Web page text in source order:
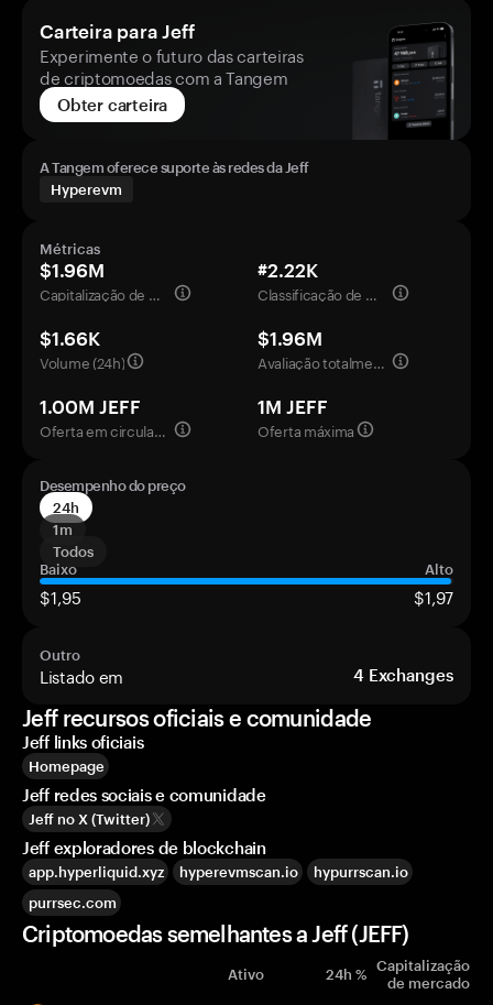
Carteira para Jeff
Experimente o futuro das carteiras
de criptomoedas com a Tangem
Obter carteira
A Tangem oferece suporte às redes da Jeff
Hyperevm
Métricas
$1.96M
Capitalização de mercado
#2.22K
Classificação de mercado
$1.66K
Volume (24h)
$1.96M
Avaliação totalmente diluída
1.00M JEFF
Oferta em circulação
1M JEFF
Oferta máxima
Desempenho do preço
24h
1m
Todos
Baixo
Alto
$1,95 $1,97
Outro
Listado em 4 Exchanges
Jeff recursos oficiais e comunidade
Jeff links oficiais
Homepage
Jeff redes sociais e comunidade
Jeff no X (Twitter)
Jeff exploradores de blockchain
app.hyperliquid.xyz hyperevmscan.io
hypurrscan.io
purrsec.com
Criptomoedas semelhantes a Jeff (JEFF)
Ativo 24h % Capitalização
de mercado